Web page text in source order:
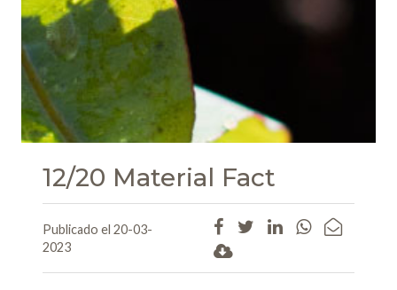
12/20 Material Fact
Publicado el 20-03-
2023